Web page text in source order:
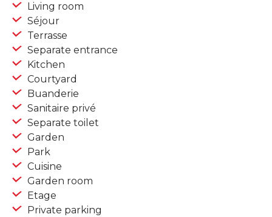
Living room
Séjour
Terrasse
Separate entrance
Kitchen
Courtyard
Buanderie
Sanitaire privé
Separate toilet
Garden
Park
Cuisine
Garden room
Etage
Private parking